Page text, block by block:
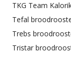
TKG Team
Tefal
Trebs
Tristar